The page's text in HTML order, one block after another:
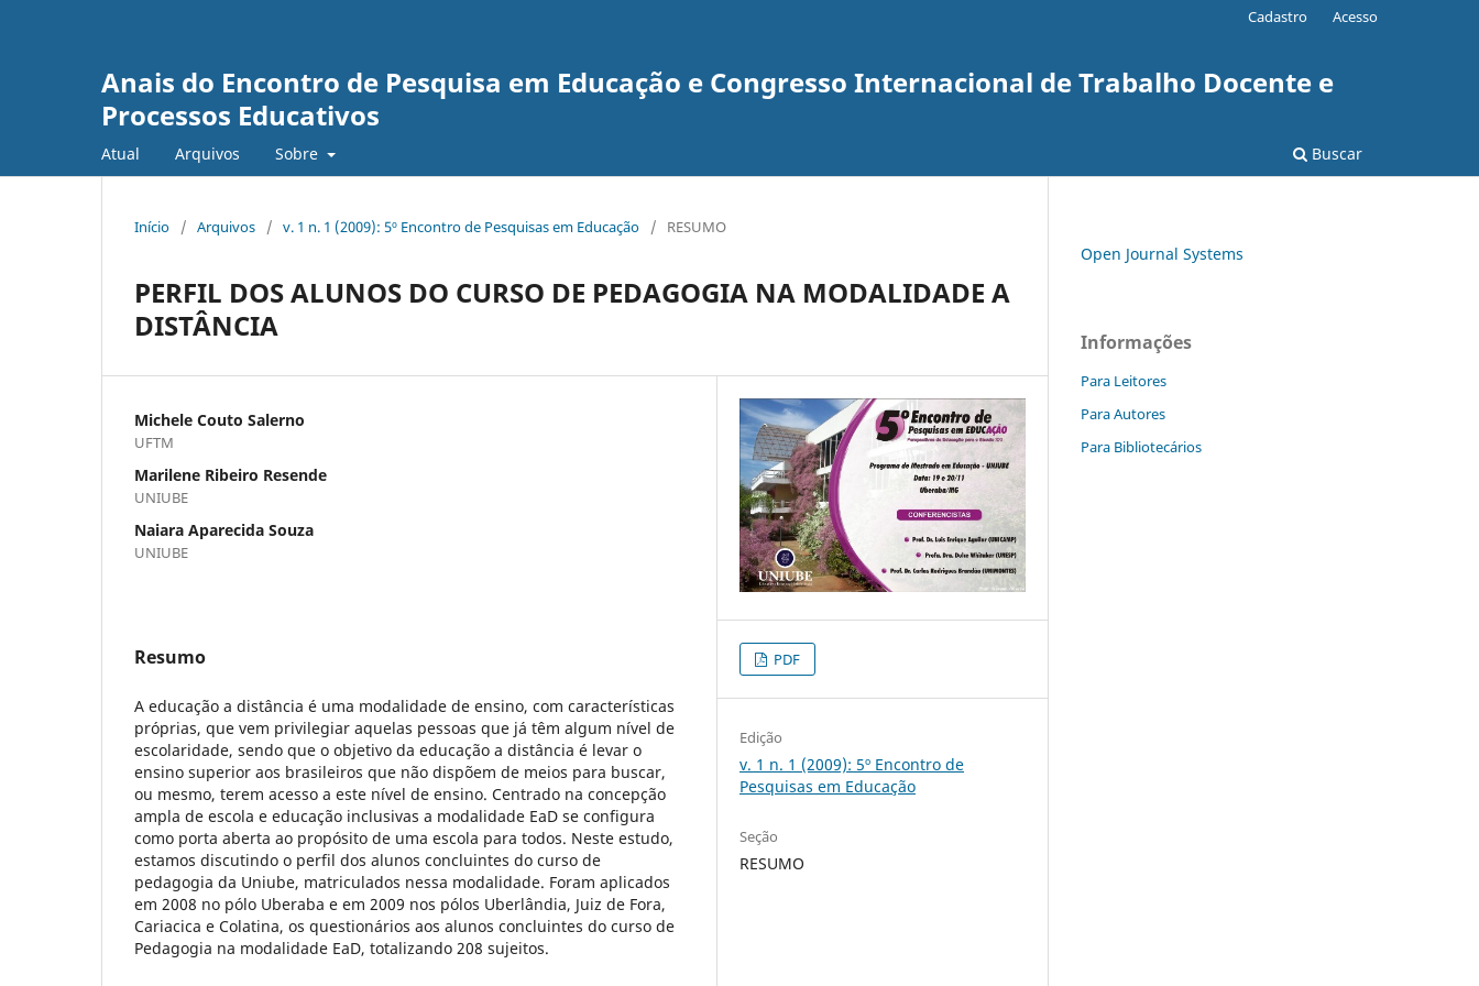
Anais do Encontro de Pesquisa em Educação e Congresso Internacional de Trabalho Docente e
Processos Educativos
Atual Arquivos Sobre Buscar
Cadastro Acesso
Início / Arquivos / v. 1 n. 1 (2009): 5º Encontro de Pesquisas em Educação / RESUMO
PERFIL DOS ALUNOS DO CURSO DE PEDAGOGIA NA MODALIDADE A
DISTÂNCIA
Michele Couto Salerno
UFTM
Marilene Ribeiro Resende
UNIUBE
Naiara Aparecida Souza
UNIUBE
Resumo
A educação a distância é uma modalidade de ensino, com características
próprias, que vem privilegiar aquelas pessoas que já têm algum nível de
escolaridade, sendo que o objetivo da educação a distância é levar o
ensino superior aos brasileiros que não dispõem de meios para buscar,
ou mesmo, terem acesso a este nível de ensino. Centrado na concepção
ampla de escola e educação inclusivas a modalidade EaD se configura
como porta aberta ao propósito de uma escola para todos. Neste estudo,
estamos discutindo o perfil dos alunos concluintes do curso de
pedagogia da Uniube, matriculados nessa modalidade. Foram aplicados
em 2008 no pólo Uberaba e em 2009 nos pólos Uberlândia, Juiz de Fora,
Cariacica e Colatina, os questionários aos alunos concluintes do curso de
Pedagogia na modalidade EaD, totalizando 208 sujeitos.
PDF
Edição
v. 1 n. 1 (2009): 5º Encontro de
Pesquisas em Educação
Seção
RESUMO
Open Journal Systems
Informações
Para Leitores
Para Autores
Para Bibliotecários